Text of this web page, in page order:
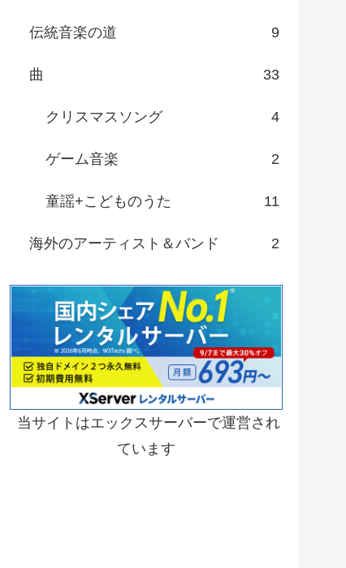
伝統音楽の道 9
曲 33
クリスマスソング 4
ゲーム音楽 2
童謡+こどものうた 11
海外のアーティスト＆バンド 2
当サイトはエックスサーバーで運営され
ています